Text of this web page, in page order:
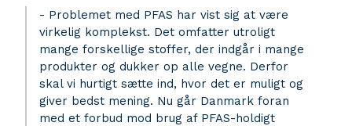
- Problemet med PFAS har vist sig at være
virkelig komplekst. Det omfatter utroligt
mange forskellige stoffer, der indgår i mange
produkter og dukker op alle vegne. Derfor
skal vi hurtigt sætte ind, hvor det er muligt og
giver bedst mening. Nu går Danmark foran
med et forbud mod brug af PFAS-holdigt